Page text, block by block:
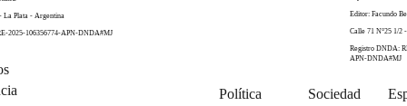
La Plata - Argentina
2025-106356774-APN-DNDA#MJ
Editor: Facundo
Calle 71 N°25 1/2
Registro DNDA:
APN-DNDA#MJ
Política
Sociedad